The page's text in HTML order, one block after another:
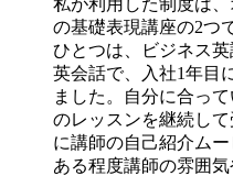
の基礎表現講座の2つ
ひとつは、ビジネス
英会話で、入社1年目
ました。自分に合っ
のレッスンを継続し
に講師の自己紹介ム
ある程度講師の雰囲